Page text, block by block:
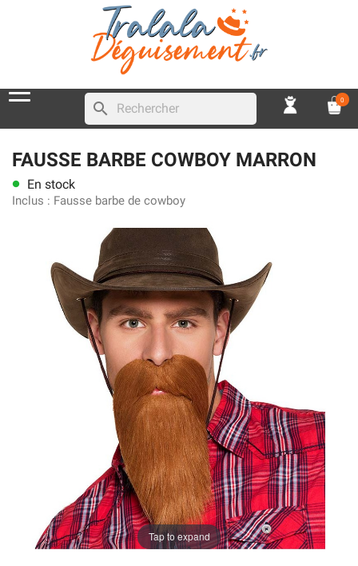
search 0
FAUSSE BARBE COWBOY MARRON
lens En stock
Inclus : Fausse barbe de cowboy
Tap to expand